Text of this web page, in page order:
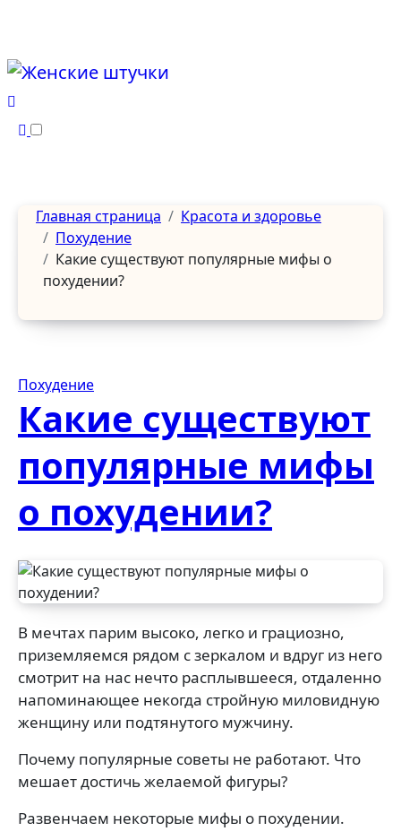
Главная страница
Красота и здоровье
Похудение
Какие существуют популярные мифы о
похудении?
Похудение
Какие существуют
популярные мифы
о похудении?
В мечтах парим высоко, легко и грациозно,
приземляемся рядом с зеркалом и вдруг из него
смотрит на нас нечто расплывшееся, отдаленно
напоминающее некогда стройную миловидную
женщину или подтянутого мужчину.
Почему популярные советы не работают. Что
мешает достичь желаемой фигуры?
Развенчаем некоторые мифы о похудении.